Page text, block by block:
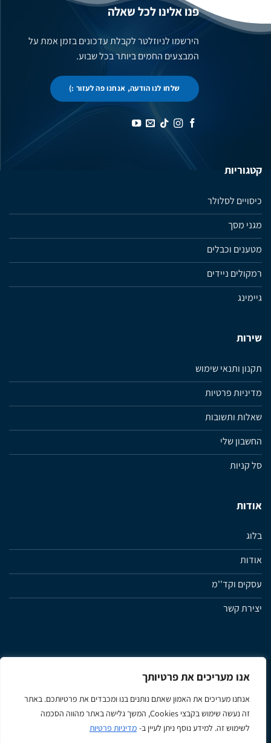
אנו מעריכים את פרטיותך
אנחנו מעריכים את האמון שאתם נותנים בנו ומכבדים את פרטיותכם. באתר
זה נעשה שימוש בקבצי Cookies, המשך גלישה באתר מהווה הסכמה
לשימוש זה. למידע נוסף ניתן לעיין ב- מדיניות פרטיות
פנו אלינו לכל שאלה
הירשמו לניוזלטר לקבלת עדכונים בזמן אמת על
המבצעים החמים ביותר בכל שבוע.
שלחו לנו הודעה, אנחנו פה לעזור :)
קטגוריות
כיסויים לסלולר
מגני מסך
מטענים וכבלים
רמקולים ניידים
גיימינג
שירות
תקנון ותנאי שימוש
מדיניות פרטיות
שאלות ותשובות
החשבון שלי
סל קניות
אודות
בלוג
אודות
עסקים וקד''מ
יצירת קשר
מדיניות פרטיות תנאי שימוש ותקנון האתר
Visa
MasterCard
Google
Apple